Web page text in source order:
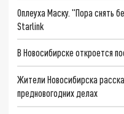
Оплеуха Маску. "Пора снять
Starlink
В Новосибирске откроется
Жители Новосибирска
предновогодних делах